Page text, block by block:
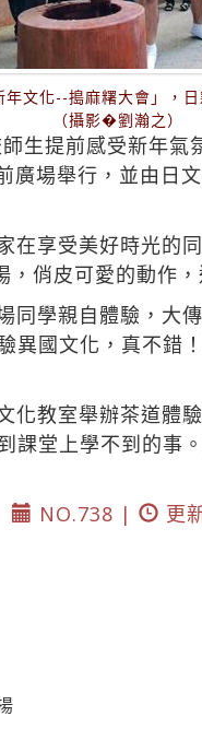
文化--搗麻糬大會」，
（攝影�劉瀚之）
生提前感受新年
場舉行，並由日
在享受美好時光的
俏皮可愛的動作
學親自體驗，大
異國文化，真不錯
化教室舉辦茶道體
課堂上學不到的事
NO.738 |
更